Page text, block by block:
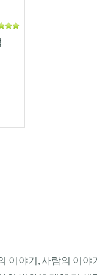
이야기, 사람의 이